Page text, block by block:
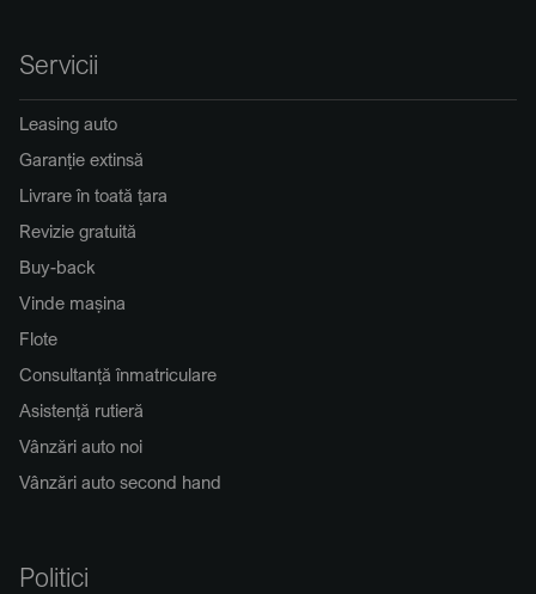
Servicii
Leasing auto
Garanție extinsă
Livrare în toată țara
Revizie gratuită
Buy-back
Vinde mașina
Flote
Consultanță înmatriculare
Asistență rutieră
Vânzări auto noi
Vânzări auto second hand
Politici